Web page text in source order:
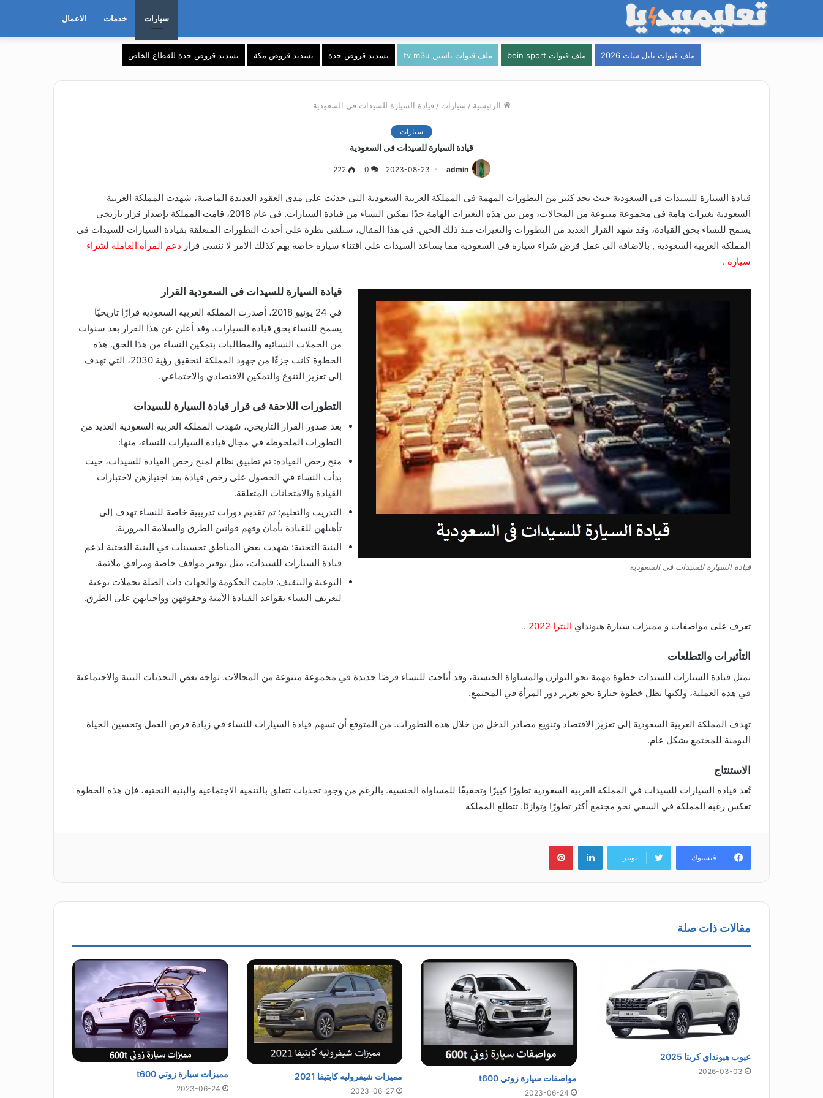
سيارات خدمات الاعمال
ملف قنوات نايل سات 2026 ملف قنوات bein sport ملف قنوات ياسين tv m3u تسديد قروض جدة تسديد قروض مكة تسديد قروض جدة للقطاع الخاص
الرئيسية / سيارات / قيادة السيارة للسيدات فى السعودية
سيارات
قيادة السيارة للسيدات فى السعودية
admin
2023-08-23
0
222
قيادة السيارة للسيدات فى السعودية حيث نجد كثير من التطورات المهمة في المملكة العربية السعودية التى حدثث على مدى العقود العديدة الماضية، شهدت المملكة العربية
السعودية تغيرات هامة في مجموعة متنوعة من المجالات، ومن بين هذه التغيرات الهامة جدًا تمكين النساء من قيادة السيارات. في عام 2018، قامت المملكة بإصدار قرار تاريخي
يسمح للنساء بحق القيادة، وقد شهد القرار العديد من التطورات والتغيرات منذ ذلك الحين. في هذا المقال، سنلقي نظرة على أحدث التطورات المتعلقة بقيادة السيارات للسيدات في
المملكة العربية السعودية , بالاضافة الى عمل قرض شراء سيارة فى السعودية مما يساعد السيدات على اقتناء سيارة خاصة بهم كذلك الامر لا ننسي قرار دعم المرأة العاملة لشراء
سيارة .
قيادة السيارة للسيدات فى السعودية
قيادة السيارة للسيدات فى السعودية القرار
في 24 يونيو 2018، أصدرت المملكة العربية السعودية قرارًا تاريخيًا
يسمح للنساء بحق قيادة السيارات. وقد أعلن عن هذا القرار بعد سنوات
من الحملات النسائية والمطالبات بتمكين النساء من هذا الحق. هذه
الخطوة كانت جزءًا من جهود المملكة لتحقيق رؤية 2030، التي تهدف
إلى تعزيز التنوع والتمكين الاقتصادي والاجتماعي.
التطورات اللاحقة فى قرار قيادة السيارة للسيدات
بعد صدور القرار التاريخي، شهدت المملكة العربية السعودية العديد من
التطورات الملحوظة في مجال قيادة السيارات للنساء، منها:
منح رخص القيادة: تم تطبيق نظام لمنح رخص القيادة للسيدات، حيث
بدأت النساء في الحصول على رخص قيادة بعد اجتيازهن لاختبارات
القيادة والامتحانات المتعلقة.
التدريب والتعليم: تم تقديم دورات تدريبية خاصة للنساء تهدف إلى
تأهيلهن للقيادة بأمان وفهم قوانين الطرق والسلامة المرورية.
البنية التحتية: شهدت بعض المناطق تحسينات في البنية التحتية لدعم
قيادة السيارات للسيدات، مثل توفير مواقف خاصة ومرافق ملائمة.
التوعية والتثقيف: قامت الحكومة والجهات ذات الصلة بحملات توعية
لتعريف النساء بقواعد القيادة الآمنة وحقوقهن وواجباتهن على الطرق.
تعرف على مواصفات و مميزات سيارة هيونداي النترا 2022 .
التأثيرات والتطلعات
تمثل قيادة السيارات للسيدات خطوة مهمة نحو التوازن والمساواة الجنسية، وقد أتاحت للنساء فرصًا جديدة في مجموعة متنوعة من المجالات. تواجه بعض التحديات البنية والاجتماعية
في هذه العملية، ولكنها تظل خطوة جبارة نحو تعزيز دور المرأة في المجتمع.
تهدف المملكة العربية السعودية إلى تعزيز الاقتصاد وتنويع مصادر الدخل من خلال هذه التطورات. من المتوقع أن تسهم قيادة السيارات للنساء في زيادة فرص العمل وتحسين الحياة
اليومية للمجتمع بشكل عام.
الاستنتاج
تُعد قيادة السيارات للسيدات في المملكة العربية السعودية تطورًا كبيرًا وتحقيقًا للمساواة الجنسية. بالرغم من وجود تحديات تتعلق بالتنمية الاجتماعية والبنية التحتية، فإن هذه الخطوة
تعكس رغبة المملكة في السعي نحو مجتمع أكثر تطورًا وتوازنًا. تتطلع المملكة
فيسبوك تويتر
لينكدإن بينتيريست
مقالات ذات صلة
عيوب هيونداي كريتا 2025
2026-03-03
مواصفات سيارة زوتي t600
2023-06-24
مميزات شيفروليه كابتيفا 2021
2023-06-27
مميزات سيارة زوتي t600
2023-06-24